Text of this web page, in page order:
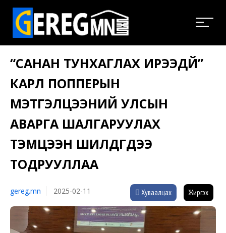
“САНАН ТУНХАГЛАХ ИРЭЭДҮЙ”
КАРЛ ПОППЕРЫН
МЭТГЭЛЦЭЭНИЙ УЛСЫН
АВАРГА ШАЛГАРУУЛАХ
ТЭМЦЭЭН ШИЛДГҮҮДЭЭ
ТОДРУУЛЛАА
gereg.mn 2025-02-11 Хуваалцах Жиргэх